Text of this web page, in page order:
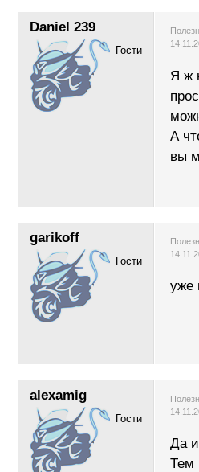
Daniel 239
Гости
Я ж
А
вы
garikoff
Гости
уже
alexamig
Гости
Да
Тем